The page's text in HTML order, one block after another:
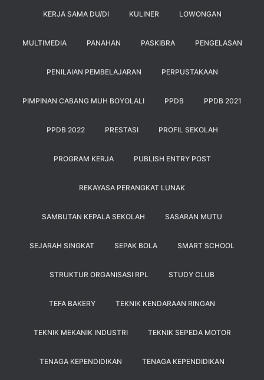
KERJA SAMA DU/DI KULINER LOWONGAN
MULTIMEDIA PANAHAN PASKIBRA PENGELASAN
PENILAIAN PEMBELAJARAN PERPUSTAKAAN
PIMPINAN CABANG MUH BOYOLALI PPDB PPDB 2021
PPDB 2022 PRESTASI PROFIL SEKOLAH
PROGRAM KERJA PUBLISH ENTRY POST
REKAYASA PERANGKAT LUNAK
SAMBUTAN KEPALA SEKOLAH SASARAN MUTU
SEJARAH SINGKAT SEPAK BOLA SMART SCHOOL
STRUKTUR ORGANISASI RPL STUDY CLUB
TEFA BAKERY TEKNIK KENDARAAN RINGAN
TEKNIK MEKANIK INDUSTRI TEKNIK SEPEDA MOTOR
TENAGA KEPENDIDIKAN TENAGA KEPENDIDIKAN